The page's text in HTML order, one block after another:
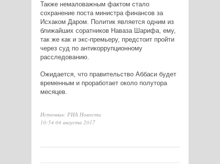
Также немаловажным фактом стало
сохранение поста министра финансов за
Исхаком Даром. Политик является одним из
ближайших соратников Наваза Шарифа, ему,
так же как и экс-премьеру, предстоит пройти
через суд по антикоррупционному
расследованию.
Ожидается, что правительство Аббаси будет
временным и проработает около полутора
месяцев.
Источник: РИА Новости
10:54 04 августа 2017